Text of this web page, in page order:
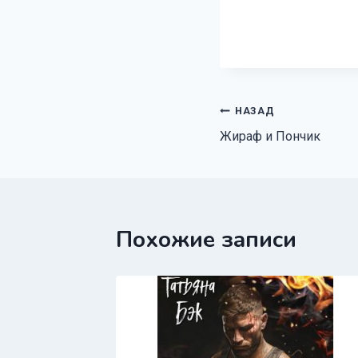
Навигация
по
НАЗАД
Жираф и Пончик
Похожие записи